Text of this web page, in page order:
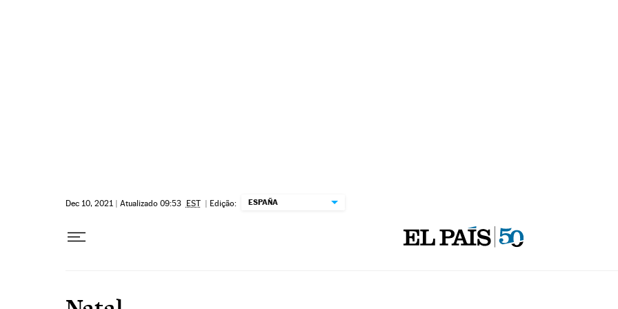
Dec 10, 2021 | Atualizado 09:53 EST | Edição: ESPAÑA